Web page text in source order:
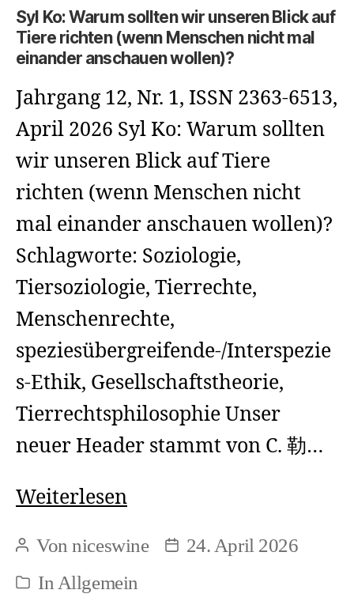
Syl Ko: Warum sollten wir unseren Blick auf
Tiere richten (wenn Menschen nicht mal
einander anschauen wollen)?
Jahrgang 12, Nr. 1, ISSN 2363-6513,
April 2026 Syl Ko: Warum sollten
wir unseren Blick auf Tiere
richten (wenn Menschen nicht
mal einander anschauen wollen)?
Schlagworte: Soziologie,
Tiersoziologie, Tierrechte,
Menschenrechte,
speziesübergreifende-/Interspezie
s-Ethik, Gesellschaftstheorie,
Tierrechtsphilosophie Unser
neuer Header stammt von C. 勒…
WeiterlesenSyl
Warum
sollten
Beitragsautor
Vonniceswine Beitragsdatum
24. April 2026
Kategorien
In Allgemein